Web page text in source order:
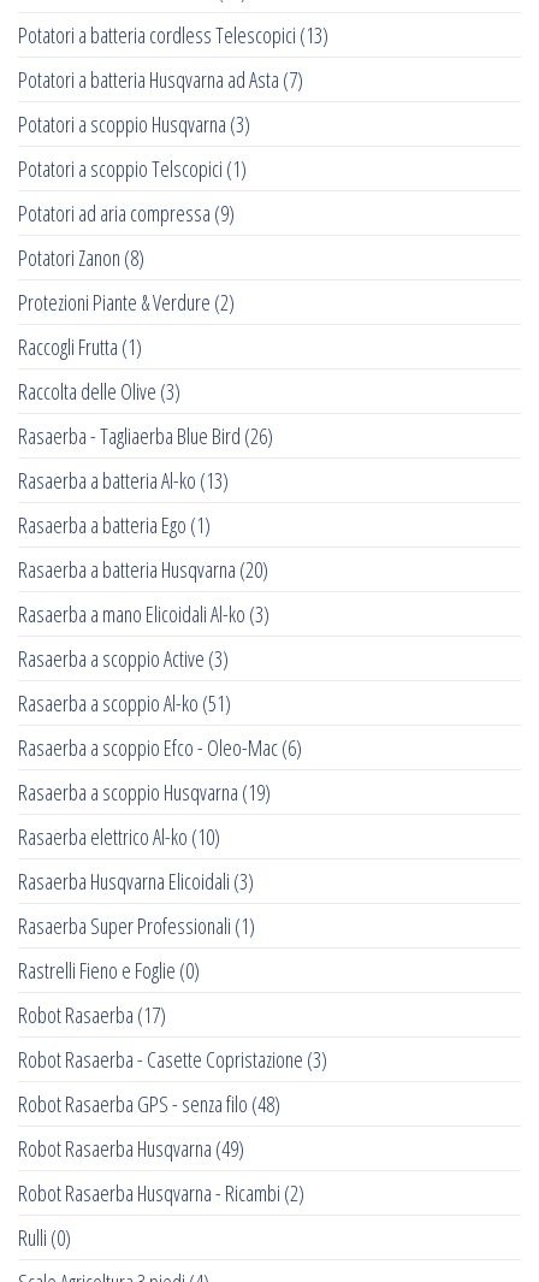
Potatori a batteria cordless Telescopici (13)
Potatori a batteria Husqvarna ad Asta (7)
Potatori a scoppio Husqvarna (3)
Potatori a scoppio Telscopici (1)
Potatori ad aria compressa (9)
Potatori Zanon (8)
Protezioni Piante & Verdure (2)
Raccogli Frutta (1)
Raccolta delle Olive (3)
Rasaerba - Tagliaerba Blue Bird (26)
Rasaerba a batteria Al-ko (13)
Rasaerba a batteria Ego (1)
Rasaerba a batteria Husqvarna (20)
Rasaerba a mano Elicoidali Al-ko (3)
Rasaerba a scoppio Active (3)
Rasaerba a scoppio Al-ko (51)
Rasaerba a scoppio Efco - Oleo-Mac(6)
Rasaerba a scoppio Husqvarna (19)
Rasaerba elettrico Al-ko (10)
Rasaerba Husqvarna Elicoidali (3)
Rasaerba Super Professionali (1)
Rastrelli Fieno e Foglie (0)
Robot Rasaerba (17)
Robot Rasaerba - Casette Copristazione (3)
Robot Rasaerba GPS - senza filo (48)
Robot Rasaerba Husqvarna (49)
Robot Rasaerba Husqvarna - Ricambi (2)
Rulli (0)